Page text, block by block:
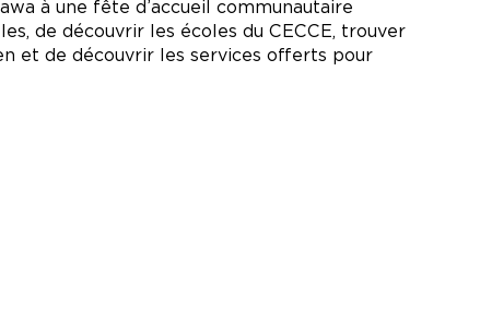
à une fête d’accueil communautaire
de découvrir les écoles du CECCE, trouver
et de découvrir les services offerts pour